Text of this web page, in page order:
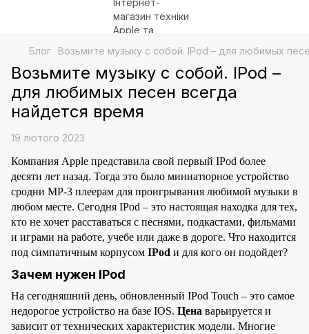
Блог Возьмите музыку с собой. IPod – для любимых
Возьмите музыку с собой. IPod –
для любимых песен всегда
найдется время
19 лютого 2023
Компания Apple представила свой первый IPod более
десяти лет назад. Тогда это было миниатюрное устройство
сродни МР-3 плеерам для проигрывания любимой музыки в
любом месте. Сегодня IPod – это настоящая находка для тех,
кто не хочет расставаться с песнями, подкастами, фильмами
и играми на работе, учебе или даже в дороге. Что находится
под симпатичным корпусом IPod и для кого он подойдет?
Зачем нужен IPod
На сегодняшний день, обновленный IPod Touch – это самое
недорогое устройство на базе IOS. Цена варьируется и
зависит от технических характеристик модели. Многие